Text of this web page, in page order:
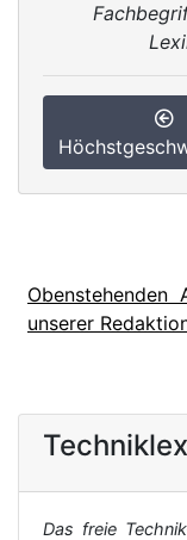
unserer
Das freie